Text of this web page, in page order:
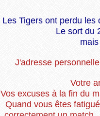
Les Tigers ont perdu les
Le sort du
J'adresse
Votre
Vos excuses à la fin du
Quand vous êtes